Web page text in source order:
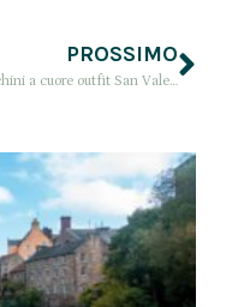
PROSSIMO
Orecchini a cuore outfit San Valentino e film da guardare stasera (in solo o non)